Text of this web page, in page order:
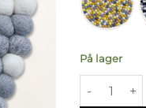
På lager
Seal hynde